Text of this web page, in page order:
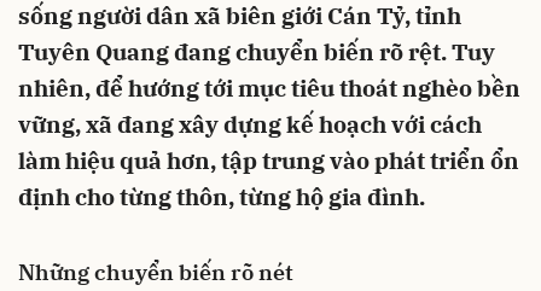
sống người dân xã biên giới Cán Tỷ, tỉnh
Tuyên Quang đang chuyển biến rõ rệt. Tuy
nhiên, để hướng tới mục tiêu thoát nghèo bền
vững, xã đang xây dựng kế hoạch với cách
làm hiệu quả hơn, tập trung vào phát triển ổn
định cho từng thôn, từng hộ gia đình.
Những chuyển biến rõ nét